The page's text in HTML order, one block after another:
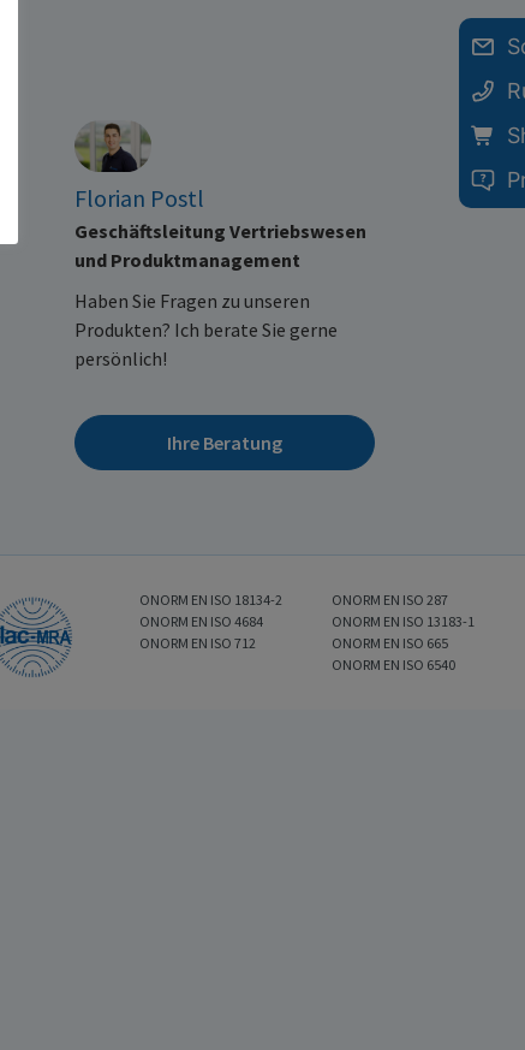
Florian Postl
Geschäftsleitung Vertriebswesen
und Produktmanagement
Haben Sie Fragen zu unseren
Produkten? Ich berate Sie gerne
persönlich!
Ihre Beratung
ONORM EN ISO 18134-2
ONORM EN ISO 4684
ONORM EN ISO 712
ONORM EN ISO 287
ONORM EN ISO 13183-1
ONORM EN ISO 665
ONORM EN ISO 6540